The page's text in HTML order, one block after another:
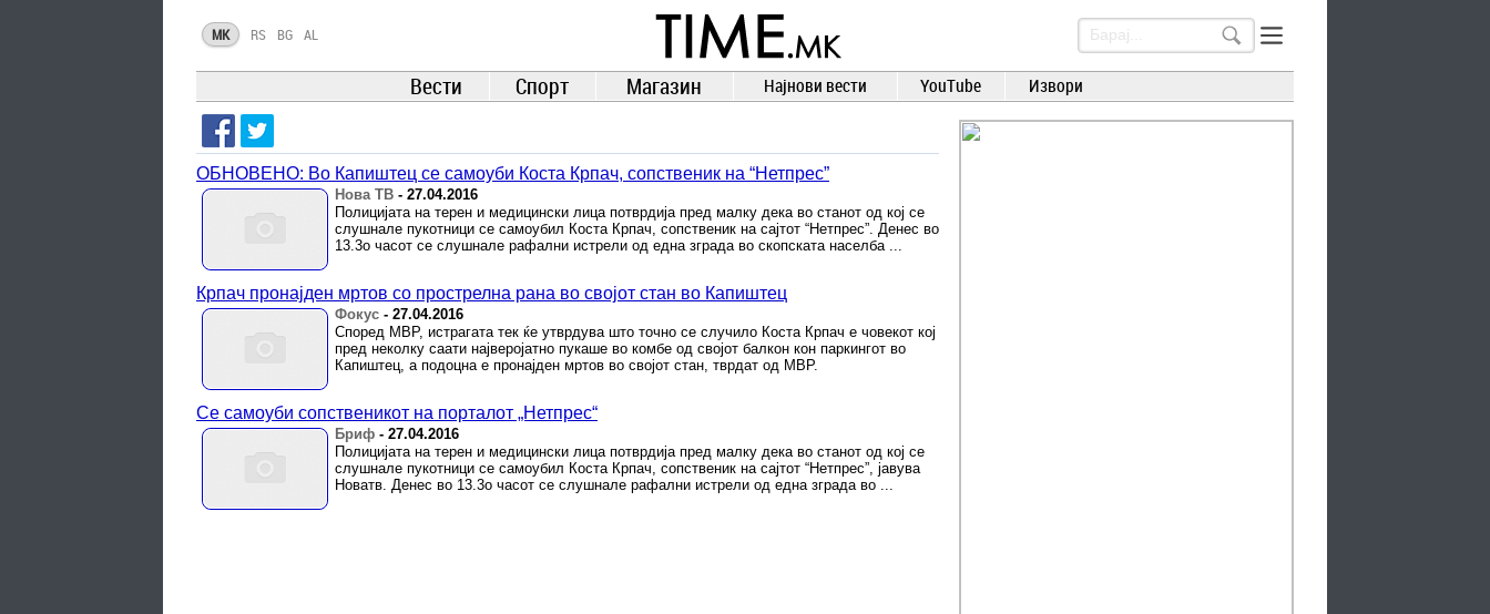
TIME.mk
ВЕСТИ
NEWS
MK RS BG AL
Вести Спорт Магазин Најнови вести YouTube Извори
ОБНОВЕНО: Во Капиштец се самоуби Коста Крпач, сопственик на “Нетпрес”
Нова ТВ - 27.04.2016
Полицијата на терен и медицински лица потврдија пред малку дека во станот од кој се
слушнале пукотници се самоубил Коста Крпач, сопственик на сајтот “Нетпрес”. Денес во
13.3о часот се слушнале рафални истрели од една зграда во скопската населба ...
Крпач пронајден мртов со прострелна рана во својот стан во Капиштец
Фокус - 27.04.2016
Според МВР, истрагата тек ќе утврдува што точно се случило Коста Крпач е човекот кој
пред неколку саати најверојатно пукаше во комбе од својот балкон кон паркингот во
Капиштец, а подоцна е пронајден мртов во својот стан, тврдат од МВР.
Се самоуби сопственикот на порталот „Нетпрес“
Бриф - 27.04.2016
Полицијата на терен и медицински лица потврдија пред малку дека во станот од кој се
слушнале пукотници се самоубил Коста Крпач, сопственик на сајтот “Нетпрес”, јавува
Новатв. Денес во 13.3о часот се слушнале рафални истрели од една зграда во ...